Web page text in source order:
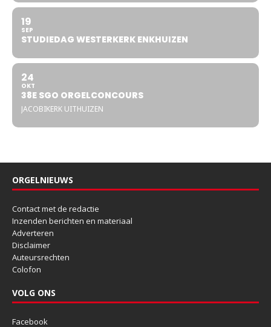
19
SEP
STUDIEDAG WESTERKERK ENKHUIZEN
24
OKT
38E SGO ORGELCONCOURS
JACOBIKERK UITHUIZEN
ORGELNIEUWS
Contact met de redactie
Inzenden berichten en materiaal
Adverteren
Disclaimer
Auteursrechten
Colofon
VOLG ONS
Facebook